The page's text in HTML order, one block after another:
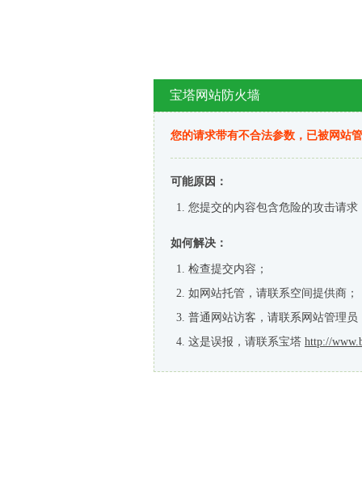
宝塔网站防火墙
您的请求带有不合法参数，已被网站
可能原因：
您提交的内容包含危险的攻击请求
如何解决：
检查提交内容；
如网站托管，请联系空间提供商；
普通网站访客，请联系网站管理员
这是误报，请联系宝塔 http://